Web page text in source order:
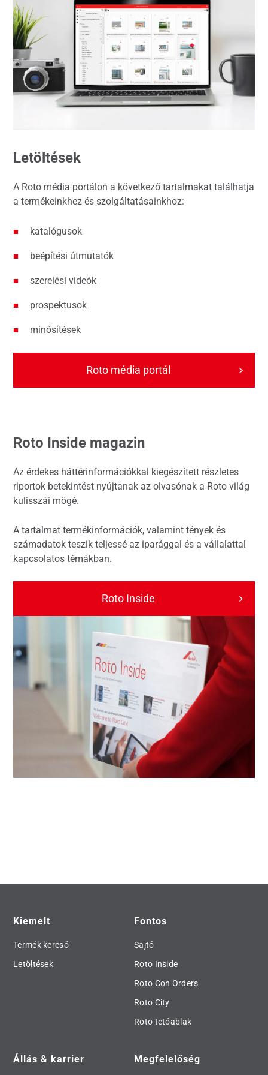
Letöltések
A Roto média portálon a következő tartalmakat találhatja
a termékeinkhez és szolgáltatásainkhoz:
katalógusok
beépítési útmutatók
szerelési videók
prospektusok
minősítések
Roto média portál
Roto Inside magazin
Az érdekes háttérinformációkkal kiegészített részletes
riportok betekintést nyújtanak az olvasónak a Roto világ
kulisszái mögé.
A tartalmat termékinformációk, valamint tények és
számadatok teszik teljessé az iparággal és a vállalattal
kapcsolatos témákban.
Roto Inside
Kiemelt
Termék kereső
Letöltések
Fontos
Sajtó
Roto Inside
Roto Con Orders
Roto City
Roto tetőablak
Állás & karrier Megfelelőség